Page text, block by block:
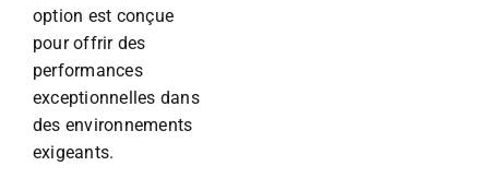
option est conçue
pour offrir des
performances
exceptionnelles dans
des environnements
exigeants.